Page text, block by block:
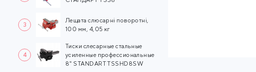
3
Лещата слюсарні поворотні,
100 мм, 4,05 кг
4
Тиски слесарные стальные
усиленные профессиональные
8" STANDART TSSHD8SW